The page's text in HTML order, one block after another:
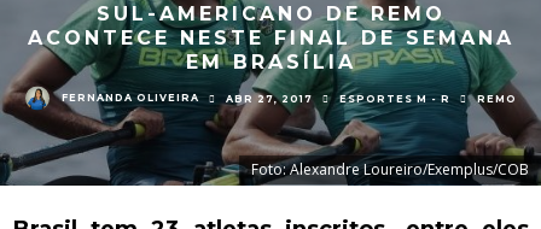
SUL-AMERICANO DE REMO
ACONTECE NESTE FINAL DE SEMANA
EM BRASÍLIA
FERNANDA OLIVEIRA ABR 27, 2017 ESPORTES M - R REMO
Foto: Alexandre Loureiro/Exemplus/COB